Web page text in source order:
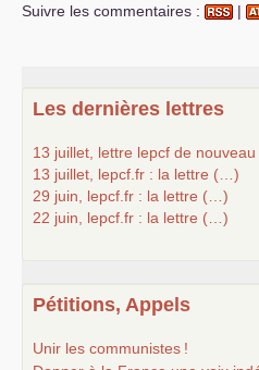
Suivre les commentaires : |
Les dernières lettres
13 juillet, lettre lepcf de nouveau
13 juillet, lepcf.fr : la lettre (…)
29 juin, lepcf.fr : la lettre (…)
22 juin, lepcf.fr : la lettre (…)
Pétitions, Appels
Unir les communistes !